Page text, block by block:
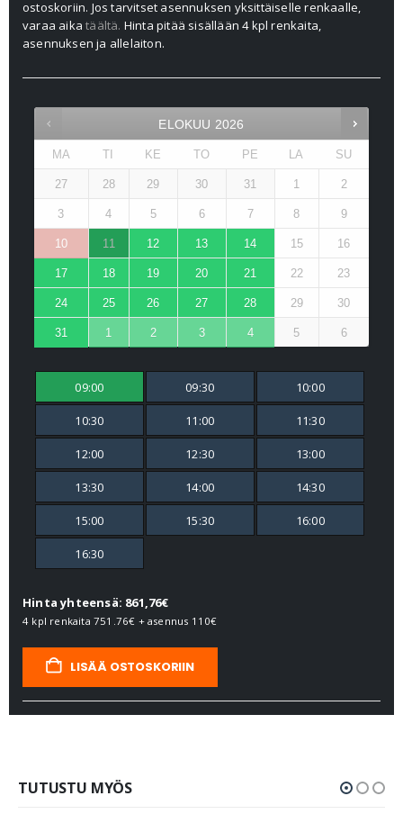
ostoskoriin. Jos tarvitset asennuksen yksittäiselle renkaalle,
varaa aikatäältä. Hinta pitää sisällään 4 kpl renkaita,
asennuksen ja allelaiton.
ELOKUU 2026
MA TI KE TO PE LA SU
27 28 29 30 31 1 2
3 4 5 6 7 8 9
10 11 12 13 14 15 16
17 18 19 20 21 22 23
24 25 26 27 28 29 30
31 1 2 3 4 5 6
09:00 09:30 10:00
10:30 11:00 11:30
12:00 12:30 13:00
13:30 14:00 14:30
15:00 15:30 16:00
16:30
Hinta yhteensä: 861,76€
4 kpl renkaita 751.76€ + asennus 110€
LISÄÄ OSTOSKORIIN
TUTUSTU MYÖS